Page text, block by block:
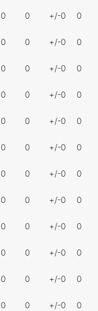
0 0 +/-0 0
0 0 +/-0 0
0 0 +/-0 0
0 0 +/-0 0
0 0 +/-0 0
0 0 +/-0 0
0 0 +/-0 0
0 0 +/-0 0
0 0 +/-0 0
0 0 +/-0 0
0 0 +/-0 0
0 0 +/-0 0